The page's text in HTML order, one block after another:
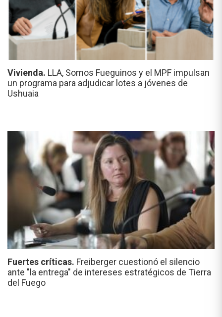
Vivienda. LLA, Somos Fueguinos y el MPF impulsan
un programa para adjudicar lotes a jóvenes de
Ushuaia
Fuertes críticas. Freiberger cuestionó el silencio
ante "la entrega" de intereses estratégicos de Tierra
del Fuego